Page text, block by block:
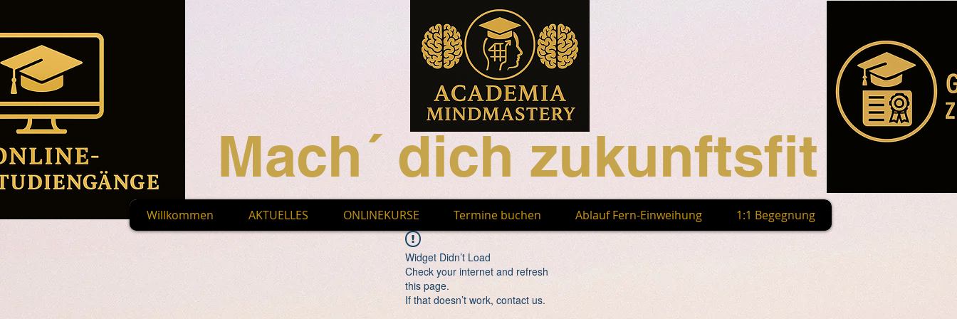
Mach´ dich zukunftsfit
Willkommen AKTUELLES ONLINEKURSE Termine buchen Ablauf Fern-Einweihung 1:1 Begegnung
Widget Didn’t Load
Check your internet and refresh
this page.
If that doesn’t work, contact us.